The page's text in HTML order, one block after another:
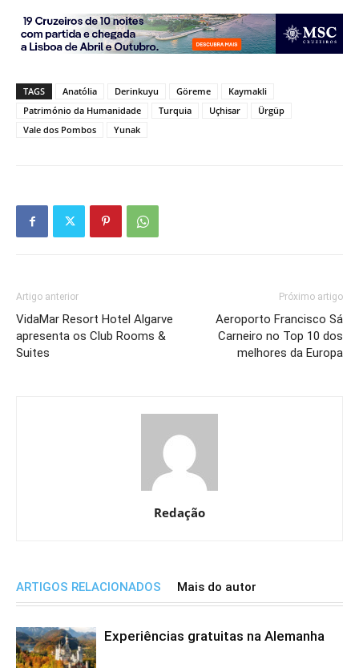
TAGS Anatólia Derinkuyu Göreme
Kaymakli
Património da Humanidade
Turquia Uçhisar
Ürgüp
Vale dos Pombos
Yunak
Artigo anterior
VidaMar Resort Hotel Algarve
apresenta os Club Rooms &
Suites
Próximo artigo
Aeroporto Francisco Sá
Carneiro no Top 10 dos
melhores da Europa
Redação
ARTIGOS RELACIONADOS Mais do autor
Experiências gratuitas na Alemanha